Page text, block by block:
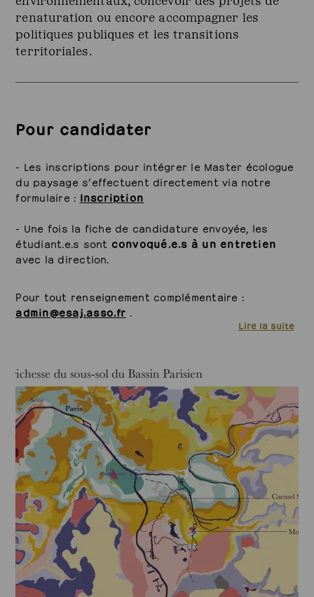
renaturation ou encore accompagner les
politiques publiques et les transitions
territoriales.
Pour candidater
- Les inscriptions pour intégrer le Master écologue
du paysage s’effectuent directement via notre
formulaire : Inscription
- Une fois la fiche de candidature envoyée, les
étudiant.e.s sont convoqué.e.s à un entretien
avec la direction.
Pour tout renseignement complémentaire :
admin@esaj.asso.fr
Lire la suite